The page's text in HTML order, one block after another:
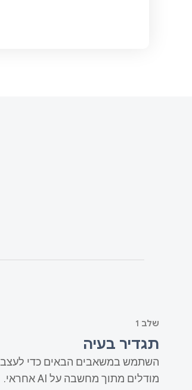
שלב 1
תגדיר בעיה
השתמש במשאבים הבאים כדי לעצב
מודלים מתוך מחשבה על AI אחראי.